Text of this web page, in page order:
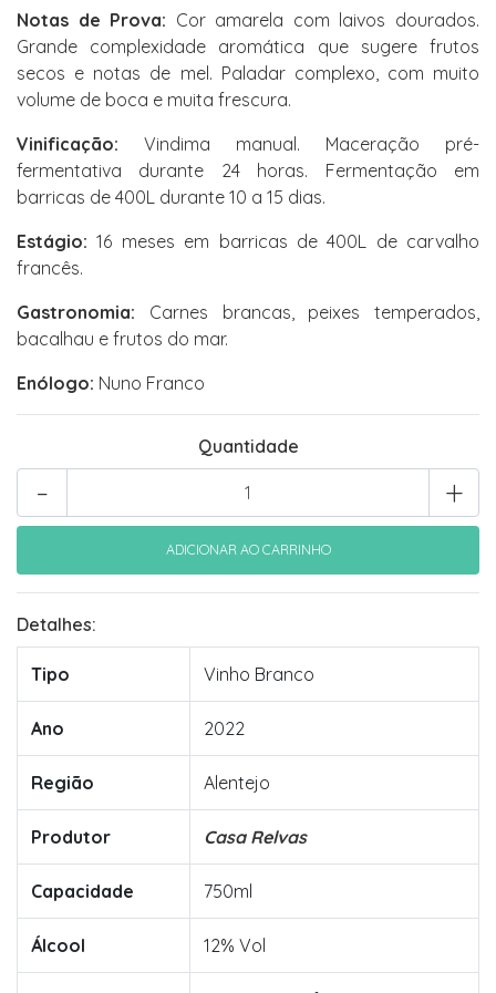
Notas de Prova: Cor amarela com laivos dourados.
Grande complexidade aromática que sugere frutos
secos e notas de mel. Paladar complexo, com muito
volume de boca e muita frescura.
Vinificação: Vindima manual. Maceração pré-
fermentativa durante 24 horas. Fermentação em
barricas de 400L durante 10 a 15 dias.
Estágio: 16 meses em barricas de 400L de carvalho
francês.
Gastronomia: Carnes brancas, peixes temperados,
bacalhau e frutos do mar.
Enólogo: Nuno Franco
Quantidade
+
-
Detalhes:
Tipo Vinho Branco
Ano 2022
Região Alentejo
Produtor Casa Relvas
Capacidade 750ml
Álcool 12% Vol